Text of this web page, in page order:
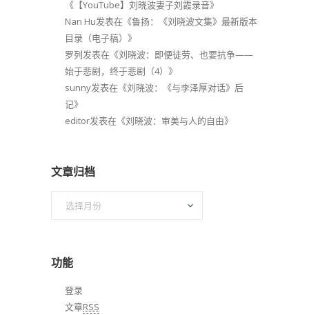
《 【YouTube】刘晓波妻子刘霞录音》
Nan Hu发表在《鲁扬：《刘晓波文集》最新版本
目录（电子稿） 》
罗列发表在《刘晓波：即便徒劳、也要抗争——
始于悲剧，终于悲剧（4） 》
sunny发表在《刘晓波：《与李泽厚对话》后
记》
editor发表在《刘晓波：审美与人的自由》
文章归档
功能
登录
文章RSS